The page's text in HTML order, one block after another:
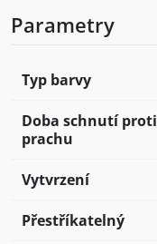
Parametry
Typ barvy
Doba schnutí proti
prachu
Vytvrzení
Přestříkatelný